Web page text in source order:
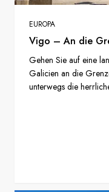
EUROPA
Vigo – An die
Gehen Sie auf eine
Galicien an die
unterwegs die